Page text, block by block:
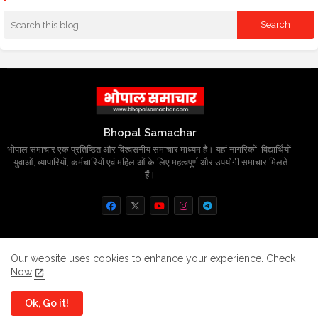
Bhopal Samachar
भोपाल समाचार एक प्रतिष्ठित और विश्वसनीय समाचार माध्यम है। यहां नागरिकों, विद्यार्थियों,
युवाओं, व्यापारियों, कर्मचारियों एवं महिलाओं के लिए महत्वपूर्ण और उपयोगी समाचार मिलते
हैं।
All Right Reserved Copyright
Home About Contact us
Privacy Policy
Our website uses cookies to enhance your experience. Check
Now
Ok, Go it!